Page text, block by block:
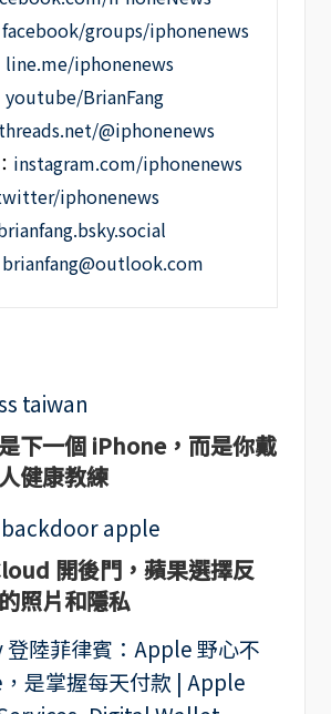
facebook/groups/iphonenews
line.me/iphonenews
youtube/BrianFang
threads.net/@iphonenews
instagram.com/iphonenews
iphonenews
brianfang@outlook.com
下一個 iPhone，而是你戴
健康教練
開後門，蘋果選擇反
照片和隱私